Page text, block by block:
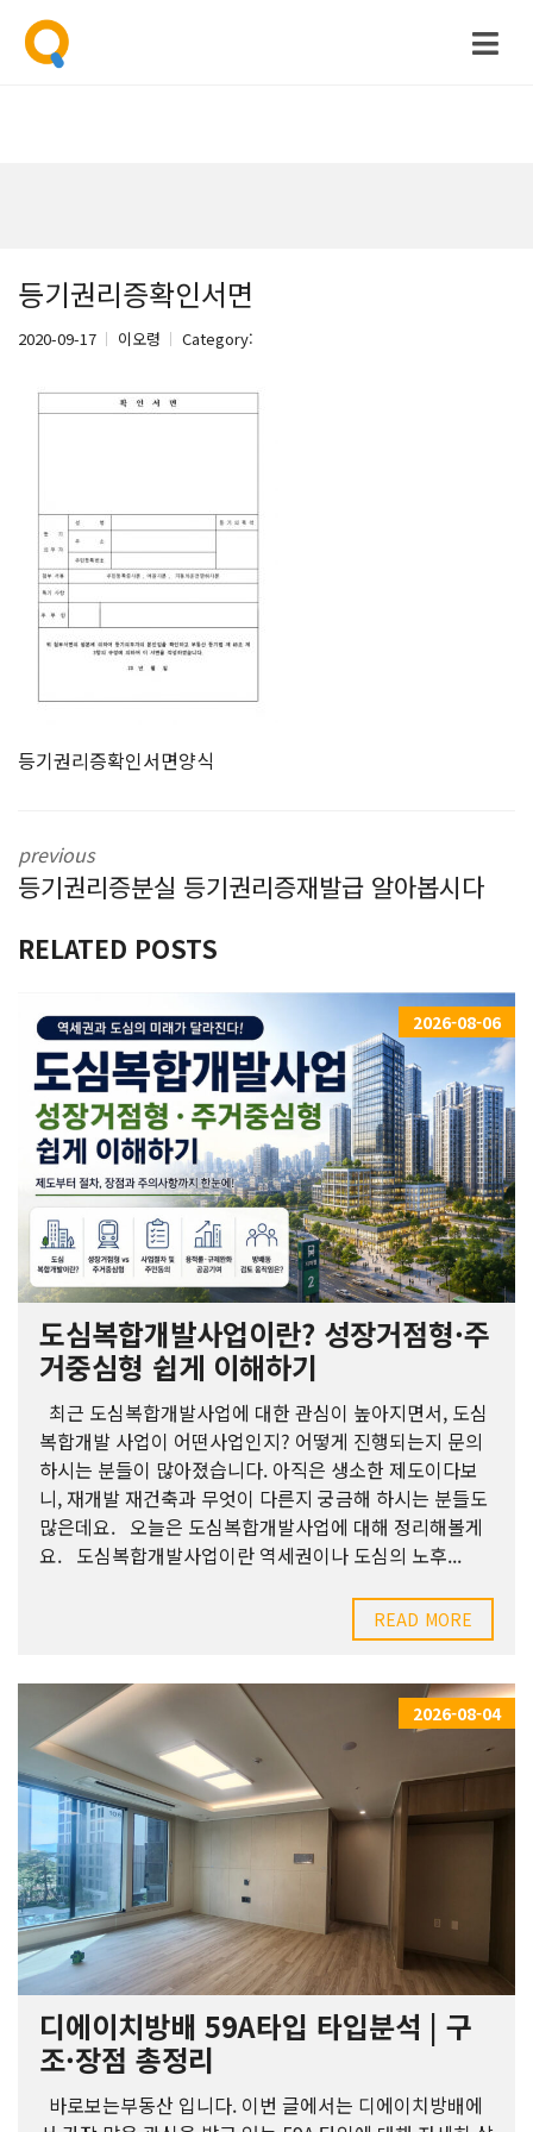
등기권리증확인서면
2020-09-17 이오령 Category:
등기권리증확인서면양식
previous
등기권리증분실 등기권리증재발급 알아봅시다
RELATED POSTS
2026-08-06
도심복합개발사업이란? 성장거점형·주
거중심형 쉽게 이해하기
최근 도심복합개발사업에 대한 관심이 높아지면서, 도심
복합개발 사업이 어떤사업인지? 어떻게 진행되는지 문의
하시는 분들이 많아졌습니다. 아직은 생소한 제도이다보
니, 재개발 재건축과 무엇이 다른지 궁금해 하시는 분들도
많은데요. 오늘은 도심복합개발사업에 대해 정리해볼게
요. 도심복합개발사업이란 역세권이나 도심의 노후...
READ MORE
2026-08-04
디에이치방배 59A타입 타입분석 | 구
조·장점 총정리
바로보는부동산 입니다. 이번 글에서는 디에이치방배에